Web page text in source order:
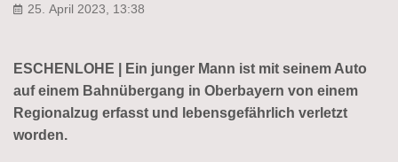
25. April 2023, 13:38
ESCHENLOHE | Ein junger Mann ist mit seinem Auto
auf einem Bahnübergang in Oberbayern von einem
Regionalzug erfasst und lebensgefährlich verletzt
worden.